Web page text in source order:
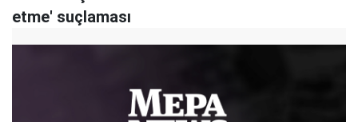
etme' suçlaması